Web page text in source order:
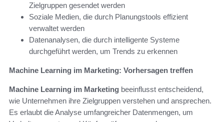
Zielgruppen gesendet werden
Soziale Medien, die durch Planungstools effizient
verwaltet werden
Datenanalysen, die durch intelligente Systeme
durchgeführt werden, um Trends zu erkennen
Machine Learning im Marketing: Vorhersagen treffen
Machine Learning im Marketing beeinflusst entscheidend,
wie Unternehmen ihre Zielgruppen verstehen und ansprechen.
Es erlaubt die Analyse umfangreicher Datenmengen, um